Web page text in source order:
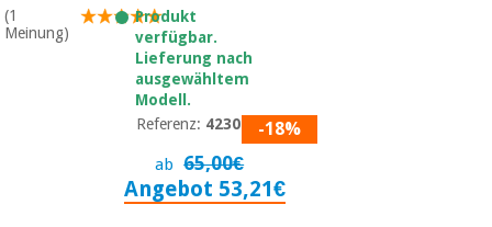
(1
Meinung)
Produkt
verfügbar.
Lieferung nach
ausgewähltem
Modell.
Referenz: 4230-02-18%
ab 65,00€
Angebot 53,21€